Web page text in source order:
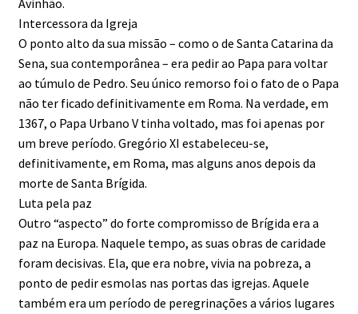
Avinhão.
Intercessora da Igreja
O ponto alto da sua missão – como o de Santa Catarina da
Sena, sua contemporânea – era pedir ao Papa para voltar
ao túmulo de Pedro. Seu único remorso foi o fato de o Papa
não ter ficado definitivamente em Roma. Na verdade, em
1367, o Papa Urbano V tinha voltado, mas foi apenas por
um breve período. Gregório XI estabeleceu-se,
definitivamente, em Roma, mas alguns anos depois da
morte de Santa Brígida.
Luta pela paz
Outro “aspecto” do forte compromisso de Brígida era a
paz na Europa. Naquele tempo, as suas obras de caridade
foram decisivas. Ela, que era nobre, vivia na pobreza, a
ponto de pedir esmolas nas portas das igrejas. Aquele
também era um período de peregrinações a vários lugares